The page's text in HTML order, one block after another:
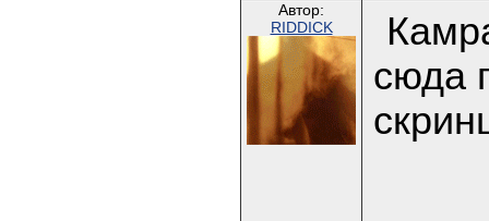
Автор:
RIDDICK
сюда